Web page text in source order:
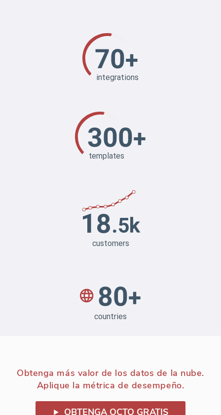
Obtenga más valor de los datos de la nube.
Aplique la métrica de desempeño.
OBTENGA OCTO GRATIS